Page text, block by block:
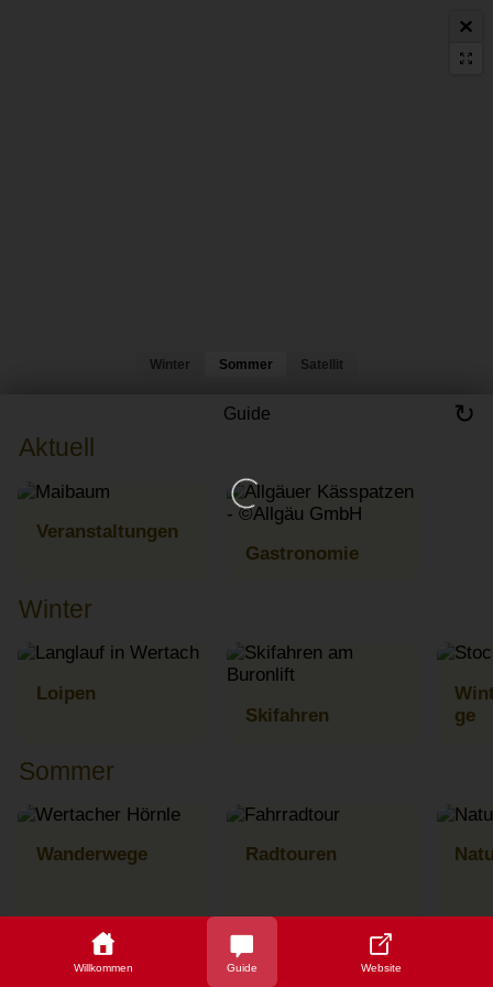
Guide ↻
Aktuell
Veranstaltungen
Gastronomie
Winter
Loipen
Skifahren
ge
Sommer
Wanderwege Radtouren
Winter Sommer Satellit
Willkommen Guide Website